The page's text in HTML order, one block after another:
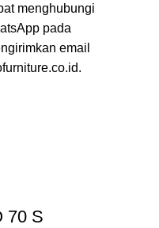
menghubungi
pada
email
.
70 S